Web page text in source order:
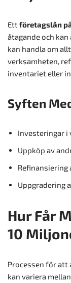
Ettföretagslån
åtagande och
kan handla om
verksamheten,
inventariet eller
Syften
Investeringar i
Uppköp av
Refinansiering
Uppgradering
Hur Får
10
Processen för att
kan variera